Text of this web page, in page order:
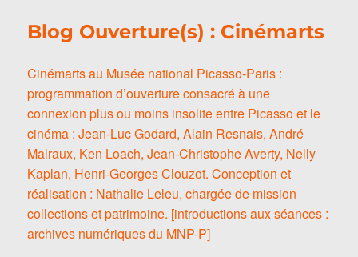
Blog Ouverture(s) : Cinémarts
Cinémarts au Musée national Picasso-Paris :
programmation d’ouverture consacré à une
connexion plus ou moins insolite entre Picasso et le
cinéma : Jean-Luc Godard, Alain Resnais, André
Malraux, Ken Loach, Jean-Christophe Averty, Nelly
Kaplan, Henri-Georges Clouzot. Conception et
réalisation : Nathalie Leleu, chargée de mission
collections et patrimoine. [introductions aux séances :
archives numériques du MNP-P]